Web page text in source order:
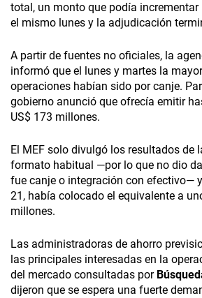
total, un monto que podía
el mismo lunes y la adjudicación
A partir de fuentes no oficiales, la
informó que el lunes y martes la
operaciones habían sido por canje.
gobierno anunció que ofrecía emitir
US$ 173 millones.
El MEF solo divulgó los resultados de
formato habitual —por lo que no dio
fue canje o integración con efectivo—
21, había colocado el equivalente a
millones.
Las administradoras de ahorro
las principales interesadas en la
del mercado consultadas por
dijeron que se espera una fuerte